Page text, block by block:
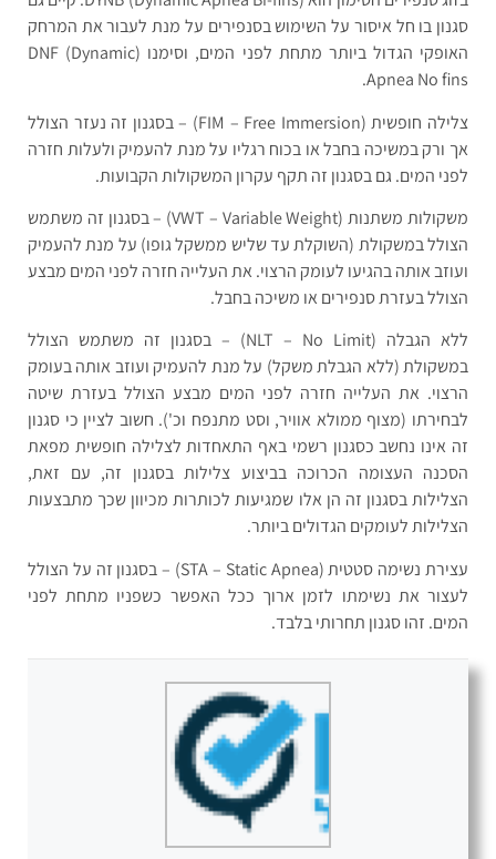
סגנון בו חל איסור על השימוש בסנפירים על מנת לעבור את המרחק
האופקי הגדול ביותר מתחת לפני המים, וסימנו (DNF (Dynamic
Apnea No fins.
צלילה חופשית (FIM – Free Immersion) – בסגנון זה נעזר הצולל
אך ורק במשיכה בחבל או בכוח רגליו על מנת להעמיק ולעלות חזרה
לפני המים. גם בסגנון זה תקף עקרון המשקולות הקבועות.
משקולות משתנות (VWT – Variable Weight) – בסגנון זה משתמש
הצולל במשקולת (השוקלת עד שליש ממשקל גופו) על מנת להעמיק
ועוזב אותה בהגיעו לעומק הרצוי. את העלייה חזרה לפני המים מבצע
הצולל בעזרת סנפירים או משיכה בחבל.
ללא הגבלה (NLT – No Limit) – בסגנון זה משתמש הצולל
במשקולת (ללא הגבלת משקל) על מנת להעמיק ועוזב אותה בעומק
הרצוי. את העלייה חזרה לפני המים מבצע הצולל בעזרת שיטה
לבחירתו (מצוף ממולא אוויר, וסט מתנפח וכ'). חשוב לציין כי סגנון
זה אינו נחשב כסגנון רשמי באף התאחדות לצלילה חופשית מפאת
הסכנה העצומה הכרוכה בביצוע צלילות בסגנון זה, עם זאת,
הצלילות בסגנון זה הן אלו שמגיעות לכותרות מכיוון שכך מתבצעות
הצלילות לעומקים הגדולים ביותר.
עצירת נשימה סטטית (STA – Static Apnea) – בסגנון זה על הצולל
לעצור את נשימתו לזמן ארוך ככל האפשר כשפניו מתחת לפני
המים. זהו סגנון תחרותי בלבד.